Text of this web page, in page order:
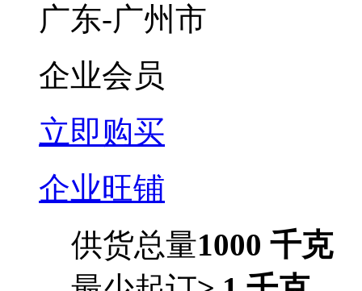
广东-广州市
企业会员
立即购买
企业旺铺
供货总量1000 千克